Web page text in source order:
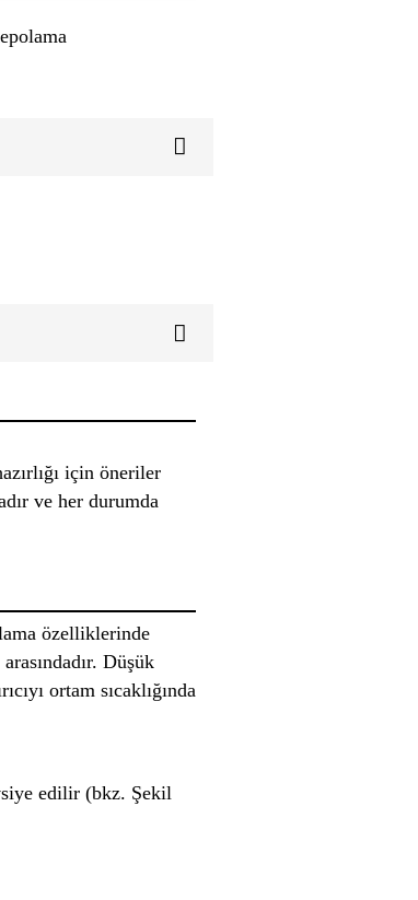
için öneriler
ve her durumda
özelliklerinde
Düşük
ortam sıcaklığında
edilir (bkz. Şekil